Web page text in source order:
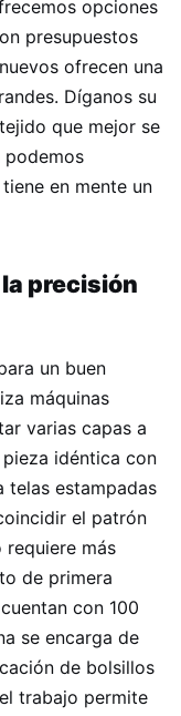
opciones
presupuestos
ofrecen una
Díganos su
que mejor se
podemos
en mente un
precisión
un buen
máquinas
varias capas a
idéntica con
telas estampadas
el patrón
requiere más
de primera
con 100
se encarga de
de bolsillos
trabajo permite